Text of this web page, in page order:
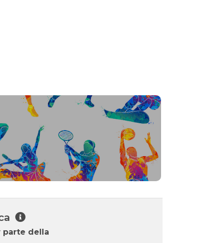
parte della